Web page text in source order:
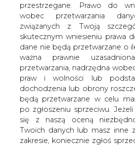
przestrzegane. Prawo do
wobec przetwarzania
związanych z Twoją
skutecznym wniesieniu prawa
dane nie będą przetwarzane o
ważna prawnie
przetwarzania, nadrzędna
praw i wolności lub
dochodzenia lub obrony
będą przetwarzane w celu
po zgłoszeniu sprzeciwu.
się z naszą oceną
Twoich danych lub masz inne
zakresie, koniecznie zgłoś
Marszałek
Józef Sebesta uważa,
Elektrowni Opole rząd
argumenty związane z
bezpieczeństwem
państwa. Wicepremier
Piechociński
jest potrzebna polskiej
Premier Donald Tusk
znajdzie sposób na to, by
energetyczne w Elektrowni Opole.
PGE wycofało się z realizacji tej